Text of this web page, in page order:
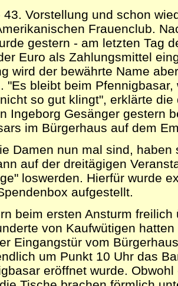
43. Vorstellung und schon
Frauenclub.
gestern - am letzten Tag
Euro als Zahlungsmittel
wird der bewährte Name
"Es bleibt beim
so gut klingt", erklärte die
Ingeborg Gesänger gestern
im Bürgerhaus auf dem
Damen nun mal sind, haben
auf der dreitägigen
loswerden. Hierfür wurde
aufgestellt.
beim ersten Ansturm freilich
von Kaufwütigen
Eingangstür vom
um Punkt 10 Uhr das
eröffnet wurde.